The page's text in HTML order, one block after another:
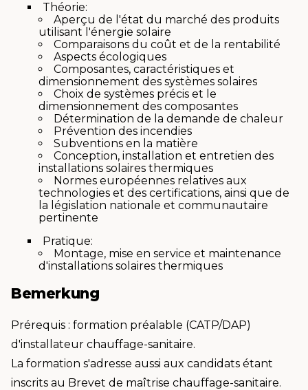
Théorie:
Aperçu de l'état du marché des produits
utilisant l'énergie solaire
Comparaisons du coût et de la rentabilité
Aspects écologiques
Composantes, caractéristiques et
dimensionnement des systèmes solaires
Choix de systèmes précis et le
dimensionnement des composantes
Détermination de la demande de chaleur
Prévention des incendies
Subventions en la matière
Conception, installation et entretien des
installations solaires thermiques
Normes européennes relatives aux
technologies et des certifications, ainsi que de
la législation nationale et communautaire
pertinente
Pratique:
Montage, mise en service et maintenance
d'installations solaires thermiques
Bemerkung
Prérequis : formation préalable (CATP/DAP)
d'installateur chauffage-sanitaire.
La formation s'adresse aussi aux candidats étant
inscrits au Brevet de maîtrise chauffage-sanitaire.